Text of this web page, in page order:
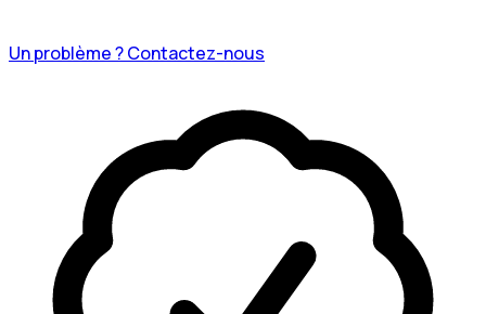
Un problème ? Contactez-nous